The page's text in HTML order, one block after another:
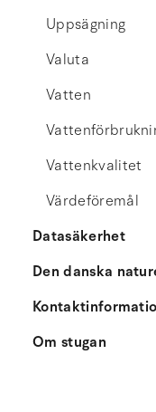
Uppsägning
Valuta
Vatten
Vattenkvalitet
Värdeföremål
Datasäkerhet
Den danska
Om stugan